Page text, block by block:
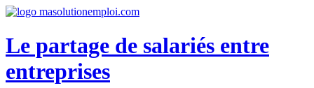
Le partage de salariés entre
entreprises